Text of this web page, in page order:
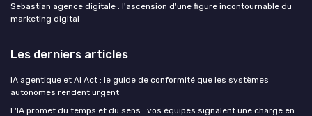
Sebastian agence digitale : l'ascension d'une figure incontournable du
marketing digital
Les derniers articles
IA agentique et AI Act : le guide de conformité que les systèmes
autonomes rendent urgent
L'IA promet du temps et du sens : vos équipes signalent une charge en